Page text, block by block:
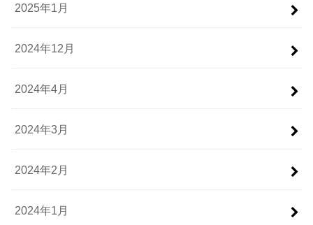
2025年1月
2024年12月
2024年4月
2024年3月
2024年2月
2024年1月